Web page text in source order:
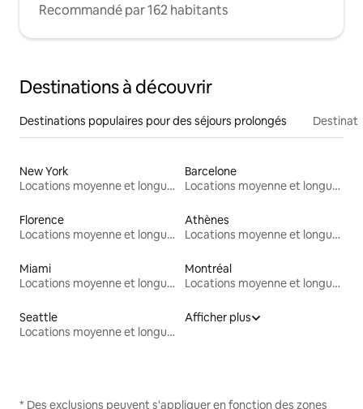
Recommandé par 162 habitants
Destinations à découvrir
Destinations populaires pour des séjours prolongés
New York
Locations moyenne et longue durée
Barcelone
Locations moyenne et longue durée
Florence
Locations moyenne et longue durée
Athènes
Locations moyenne et longue durée
Miami
Locations moyenne et longue durée
Montréal
Locations moyenne et longue durée
Seattle
Locations moyenne et longue durée
Afficher plus
* Des exclusions peuvent s'appliquer en fonction des zones